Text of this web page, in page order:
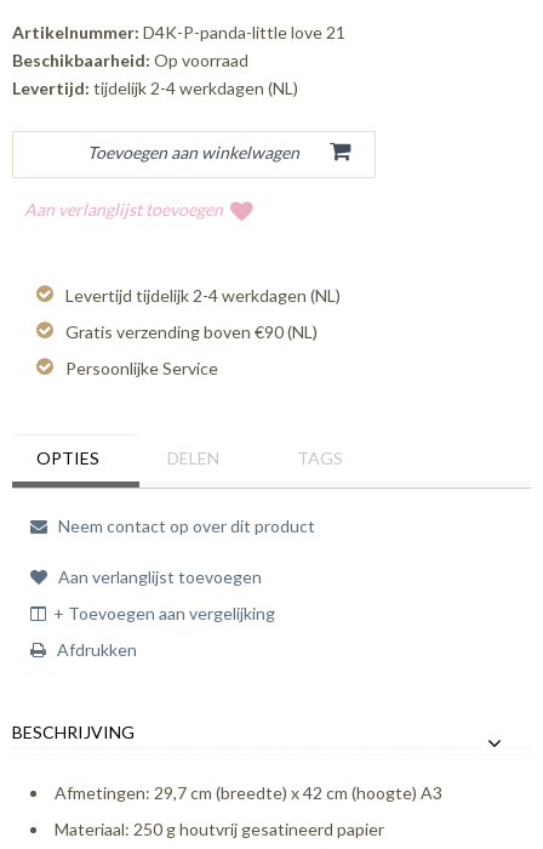
Artikelnummer: D4K-P-panda-little love 21
Beschikbaarheid: Op voorraad
Levertijd: tijdelijk 2-4 werkdagen (NL)
Aan verlanglijst toevoegen
Levertijd tijdelijk 2-4 werkdagen (NL)
Gratis verzending boven €90 (NL)
Persoonlijke Service
OPTIES DELEN TAGS
Neem contact op over dit product
Aan verlanglijst toevoegen
+ Toevoegen aan vergelijking
Afdrukken
BESCHRIJVING
Afmetingen: 29,7 cm (breedte) x 42 cm (hoogte) A3
Materiaal: 250 g houtvrij gesatineerd papier